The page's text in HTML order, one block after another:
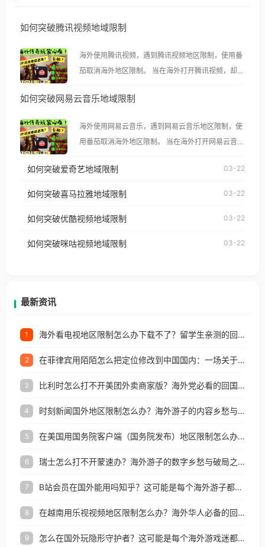
如何突破腾讯视频地域限制
海外使用腾讯视频，遇到腾讯视频地区限制，使用番
茄取消海外地区限制。 当在海外打开腾讯视频，却突
示语。 海外用户如香港、澳门、台湾、美国、加拿
像其他音乐平台一样，出现地区及版权限制问题，且
仅能在中国大陆地区播放。 遇到这个问题的朋友们，
台湾、美国、加拿大、澳大利亚、欧洲等国家和地区
权限制所困扰。
如何突破网易云音乐地域限制
海外使用网易云音乐，遇到网易云音乐地区限制，使
用番茄取消海外地区限制。 当在海外打开网易云音
播放”的提示语。 海外用户如香港、澳门、台湾、美
制问题，且仅能在中国大陆地区播放。 遇到这个问题
户收听网易云音乐地区版权限制」的问题，无论人在
如何突破爱奇艺地域限制 03-22
如何突破喜马拉雅地域限制 03-22
如何突破优酷视频地域限制 03-22
如何突破咪咕视频地域限制 03-22
最新资讯
1 海外看电视地区限制怎么办下载不了？留学生亲测的回国加速方案（附2026世界杯观赛技巧）
2 在菲律宾用陌陌怎么把定位修改到中国国内：一场关于归属感与连接的探索
3 比利时怎么打不开美团外卖商家版？海外党必看的回国加速全攻略
4 时刻新闻国外地区限制怎么办？海外游子的内容乡愁与破局之路
5 在美国用国务院客户端（国务院发布）地区限制怎么办？3步解决海外看国内内容难题
6 瑞士怎么打不开蒙速办？海外游子的数字乡愁与破局之路
7 B站会员在国外能用吗知乎？这可能是每个海外游子都问过的问题
8 在越南用乐视视频地区限制怎么办？海外华人必备的回国加速攻略
9 怎么在国外玩隐形守护者？这可能是每个海外游戏迷都问过的问题